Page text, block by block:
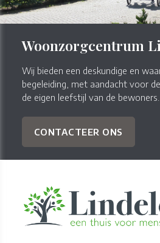
Woonzorgcentrum
Wij bieden een deskundige en
begeleiding, met aandacht voor
de eigen leefstijl van de
CONTACTEER ONS